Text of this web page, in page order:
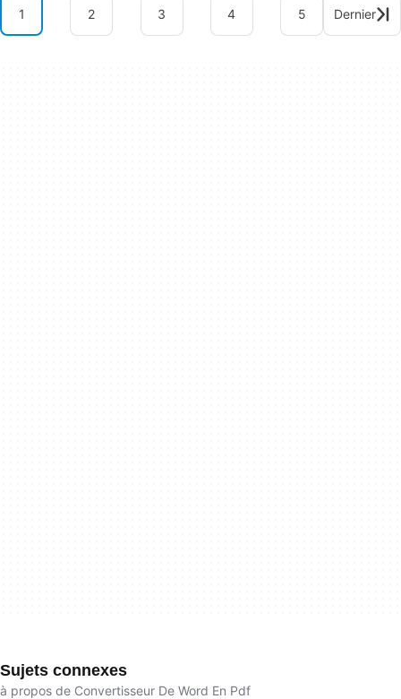
1 2 3 4 5 Dernier
Sujets connexes
à propos de Convertisseur De Word En Pdf